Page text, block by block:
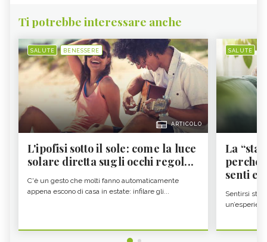
Ti potrebbe interessare anche
SALUTE BENESSERE
ARTICOLO
L'ipofisi sotto il sole: come la luce
solare diretta sugli occhi regol...
C'è un gesto che molti fanno automaticamente
appena escono di casa in estate: infilare gli...
SALUTE
La
perché
senti
Sentirsi